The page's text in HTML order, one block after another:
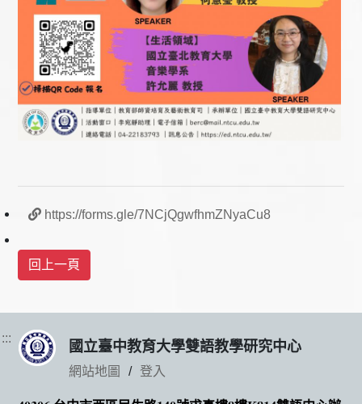
https://forms.gle/7NCjQgwfhmZNyaCu8
國立臺中教育大學雙語教學研究中心
網站地圖 登入
:::